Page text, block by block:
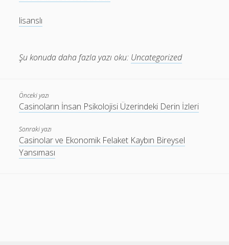
lisanslı
Şu konuda daha fazla yazı oku: Uncategorized
Önceki yazı
Casinoların İnsan Psikolojisi Üzerindeki Derin İzleri
Sonraki yazı
Casinolar ve Ekonomik Felaket Kaybın Bireysel
Yansıması